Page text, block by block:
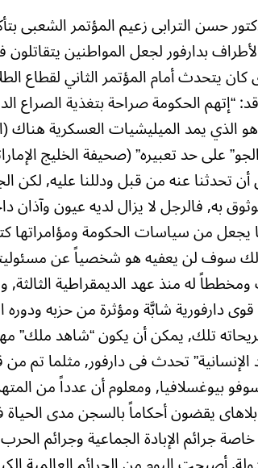
حسن الترابى زعيم المؤتمر الشعبى
بدارفور لجعل المواطنين يتقاتلون
كان يتحدث أمام المؤتمر الثاني
2003م قد: “إتهم الحكومة صراحة بتغذية
هو الذي يمد الميليشيات العسكرية هناك
تحدثنا عنه من قبل ودللنا عليه, لكن
به, فالرجل لا يزال لديه عيون وآذان
يجعل من سياسات الحكومة ومؤامراتها
سوف لن يعفيه هو شخصياً عن
ومخططاً له منذ عهد الديمقراطية
دارفورية شابَّة ومؤثرة من حزبه
تلك, يمكن أن يكون “شاهد ملك”
تحدث فى دارفور, مثلما تم
بيوغسلافيا, ومعلوم أن عدداً من
بلاهاى يقضون أحكاماً بالسجن مدى
جرائم الإبادة الجماعية وجرائم